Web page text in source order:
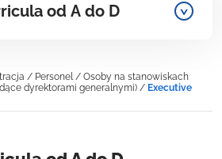
od A do D
/ Personel/ Osoby na stanowiskach
dyrektorami generalnymi) / Executive